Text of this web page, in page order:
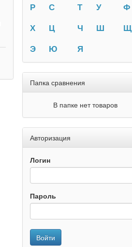
Р
С Т У
Ф
Х
Ц Ч Ш
Щ
Э
Ю Я
Папка сравнения
В папке нет товаров
Авторизация
Логин
Пароль
Войти